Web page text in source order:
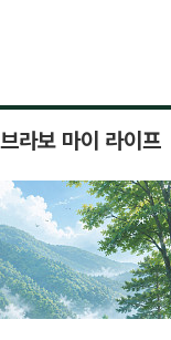
브라보 마이 라이프